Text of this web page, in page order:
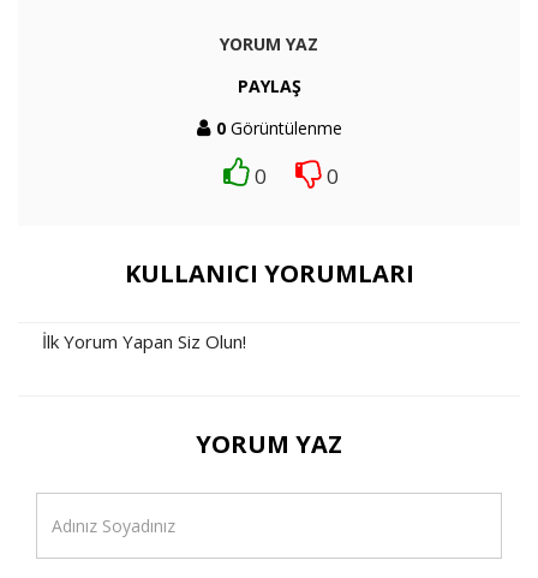
YORUM YAZ
PAYLAŞ
0Görüntülenme
0 0
KULLANICI YORUMLARI
İlk Yorum Yapan Siz Olun!
YORUM YAZ